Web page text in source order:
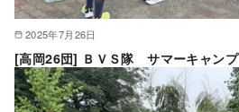
2025年7月26日
[高岡26団] ＢＶＳ隊 サマーキャンプ